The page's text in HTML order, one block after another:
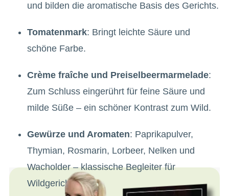
und bilden die aromatische Basis des Gerichts.
Tomatenmark: Bringt leichte Säure und
schöne Farbe.
Crème fraîche und Preiselbeermarmelade:
Zum Schluss eingerührt für feine Säure und
milde Süße – ein schöner Kontrast zum Wild.
Gewürze und Aromaten: Paprikapulver,
Thymian, Rosmarin, Lorbeer, Nelken und
Wacholder – klassische Begleiter für
Wildgerichte.